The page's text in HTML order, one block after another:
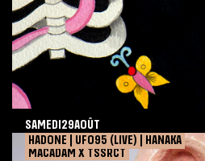
SAMEDI 29AOÛT
MACADAM
Nuit
August
2026-08-29
VENDREDI 04SEPTEMBRE 23:00- 9:30
HADONE | UFO95 (LIVE) | HANAKA
MACADAM X TSSRCT